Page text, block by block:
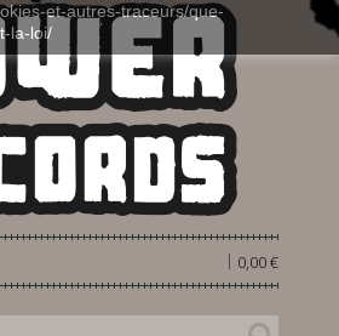
et-autres-traceurs/que-
la-loi/
0,00 €
|